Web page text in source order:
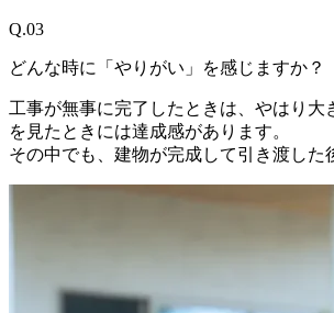
Q.03
どんな時に「やりがい」を感じますか？
工事が無事に完了したときは、やはり
を見たときには達成感があります。
その中でも、建物が完成して引き渡し